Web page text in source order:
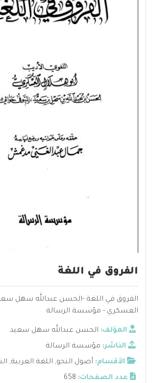
الفروق في اللغة
الفروق في اللغة -الحسن عبدالله سهل
العسكري - مؤسسة الرسالة
المؤلف: الحسن عبدالله سهل سعيد
الناشر: مؤسسة الرسالة
الأقسام: أصول النحو, اللغة العربية,
عدد الصفحات: 658